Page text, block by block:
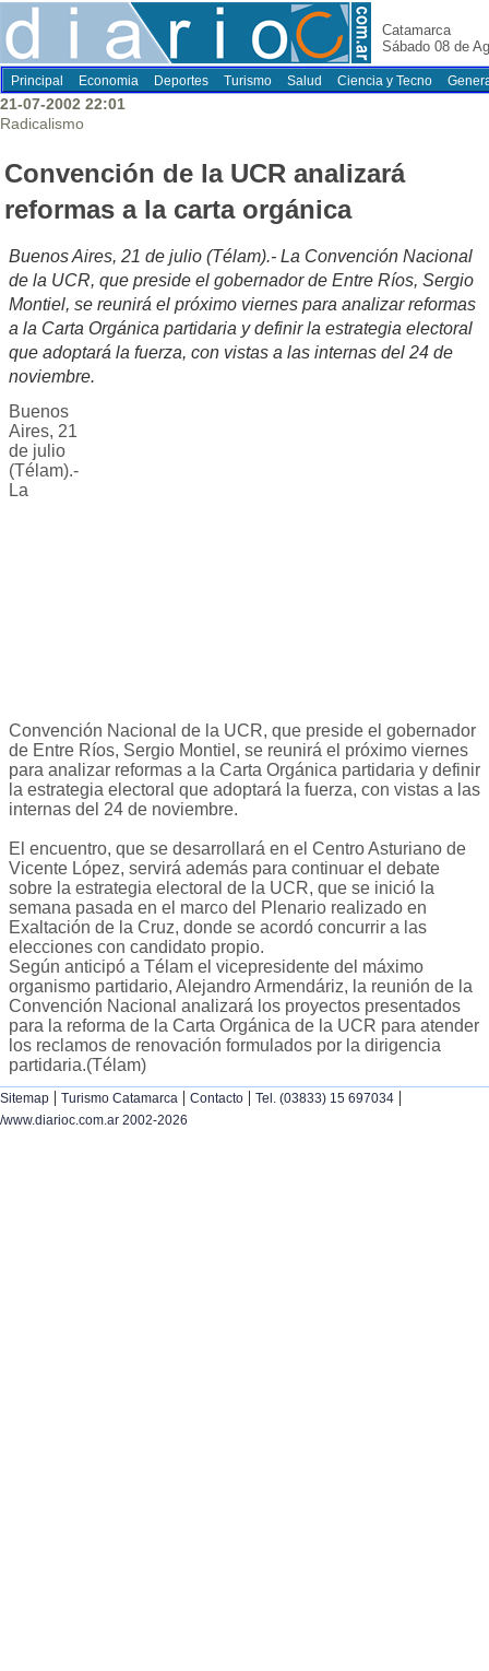
Catamarca
Sábado 08 de
Principal Economia Deportes Turismo Salud Ciencia y Tecno
21-07-2002 22:01
Radicalismo
Convención de la UCR analizará
reformas a la carta orgánica
Buenos Aires, 21 de julio (Télam).- La Convención Nacional
de la UCR, que preside el gobernador de Entre Ríos, Sergio
Montiel, se reunirá el próximo viernes para analizar reformas
a la Carta Orgánica partidaria y definir la estrategia electoral
que adoptará la fuerza, con vistas a las internas del 24 de
noviembre.
Buenos
Aires, 21
de julio
(Télam).-
La
Convención Nacional de la UCR, que preside el gobernador
de Entre Ríos, Sergio Montiel, se reunirá el próximo viernes
para analizar reformas a la Carta Orgánica partidaria y definir
la estrategia electoral que adoptará la fuerza, con vistas a las
internas del 24 de noviembre.
El encuentro, que se desarrollará en el Centro Asturiano de
Vicente López, servirá además para continuar el debate
sobre la estrategia electoral de la UCR, que se inició la
semana pasada en el marco del Plenario realizado en
Exaltación de la Cruz, donde se acordó concurrir a las
elecciones con candidato propio.
Según anticipó a Télam el vicepresidente del máximo
organismo partidario, Alejandro Armendáriz, la reunión de la
Convención Nacional analizará los proyectos presentados
para la reforma de la Carta Orgánica de la UCR para atender
los reclamos de renovación formulados por la dirigencia
partidaria.(Télam)
Sitemap | Turismo Catamarca | Contacto | Tel. (03833) 15 697034 |
/www.diarioc.com.ar 2002-2026